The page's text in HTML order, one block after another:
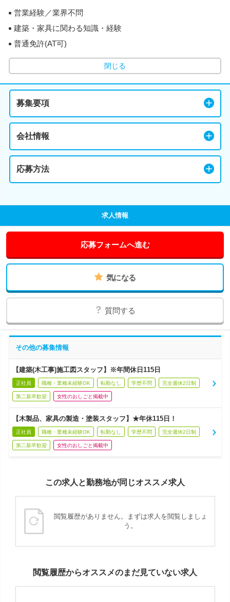
営業経験／業界不問
建築・家具に関わる知識・経験
普通免許(AT可)
閉じる
募集要項
会社情報
応募方法
求人情報
応募フォームへ進む
気になる
質問する
その他の募集情報
【建築(木工事)施工図スタッフ】※年間休日115日
正社員 職種・業種未経験OK 転勤なし 学歴不問 完全週休2日制
第二新卒歓迎 女性のおしごと掲載中
【木製品、家具の製造・塗装スタッフ】★年休115日！
正社員 職種・業種未経験OK 転勤なし 学歴不問 完全週休2日制
第二新卒歓迎 女性のおしごと掲載中
この求人と勤務地が同じオススメ求人
閲覧履歴がありません。まずは求人を閲覧しましょ
う。
閲覧履歴からオススメのまだ見ていない求人